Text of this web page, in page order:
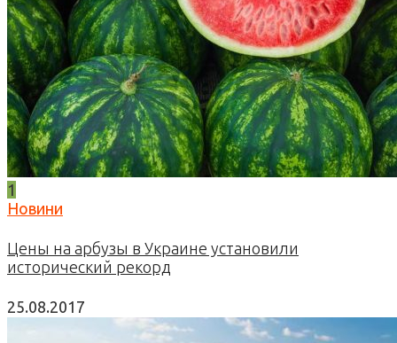
1
Новини
Цены на арбузы в Украине установили
исторический рекорд
25.08.2017